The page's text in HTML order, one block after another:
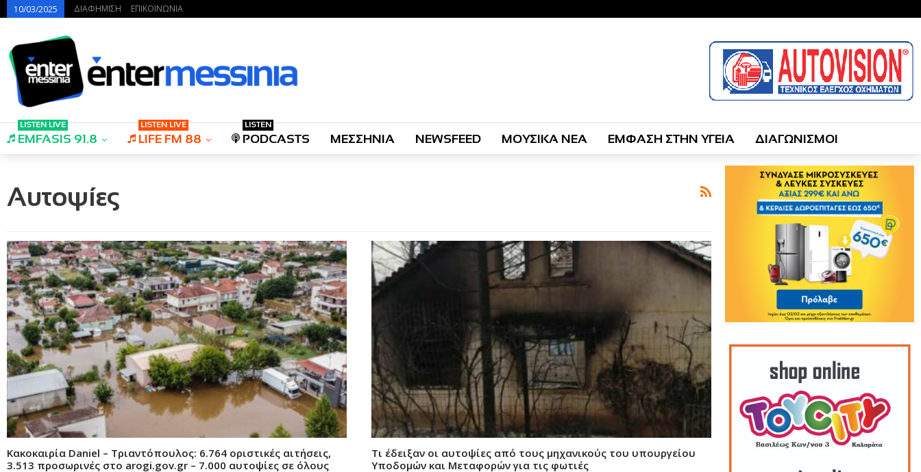
10/03/2025 ΔΙΑΦΗΜΙΣΗ ΕΠΙΚΟΙΝΩΝΙΑ
EMFASIS 91.8
LISTEN LIVE
LIFE FM 88
LISTEN LIVE
PODCASTS
LISTEN
ΜΕΣΣΗΝΙΑ NEWSFEED ΜΟΥΣΙΚΑ ΝΕΑ ΕΜΦΑΣΗ ΣΤΗΝ ΥΓΕΙΑ ΔΙΑΓΩΝΙΣΜΟΙ
Αυτοψίες
Κακοκαιρία Daniel – Τριαντόπουλος: 6.764 οριστικές αιτήσεις,
3.513 προσωρινές στο arogi.gov.gr – 7.000 αυτοψίες σε όλους
Τι έδειξαν οι αυτοψίες από τους μηχανικούς του υπουργείου
Υποδομών και Μεταφορών για τις φωτιές